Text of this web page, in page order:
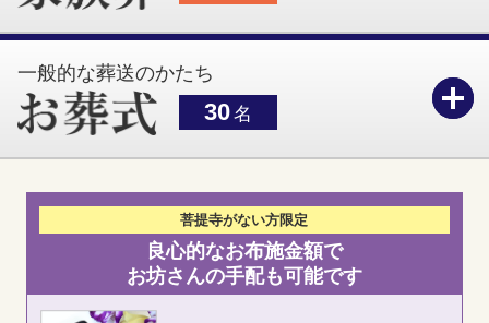
一般的な葬送のかたち
30名
菩提寺がない方限定
良心的なお布施金額で
お坊さんの手配も可能です